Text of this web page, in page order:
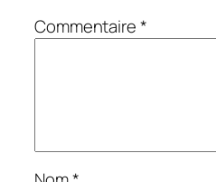
Commentaire*